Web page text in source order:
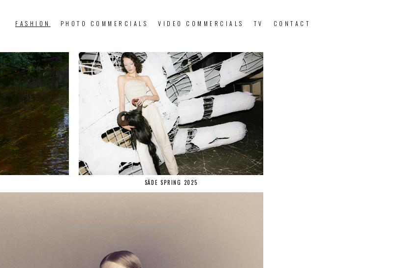
FASHION PHOTO COMMERCIALS VIDEO COMMERCIALS TV CONTACT
SÄDE SPRING 2025